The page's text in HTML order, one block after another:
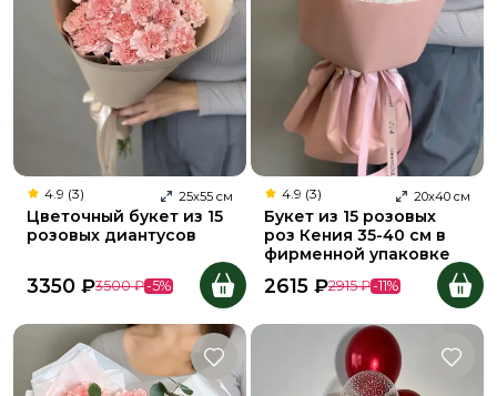
4.9 (3) 25х55 см
Цветочный букет из 15
розовых диантусов
3350 ₽3500 ₽-5%
4.9 (3) 20х40 см
Букет из 15 розовых
роз Кения 35-40 см в
фирменной упаковке
2615 ₽2915 ₽-11%